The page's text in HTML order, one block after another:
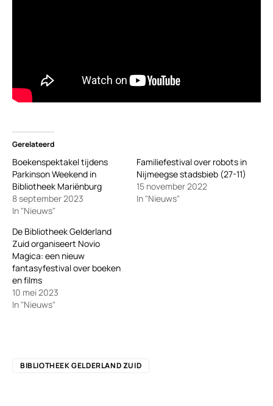
Gerelateerd
Boekenspektakel tijdens
Parkinson Weekend in
Bibliotheek Mariënburg
8 september 2023
In "Nieuws"
Familiefestival over robots in
Nijmeegse stadsbieb (27-11)
15 november 2022
In "Nieuws"
De Bibliotheek Gelderland
Zuid organiseert Novio
Magica: een nieuw
fantasyfestival over boeken
en films
10 mei 2023
In "Nieuws"
BIBLIOTHEEK GELDERLAND ZUID